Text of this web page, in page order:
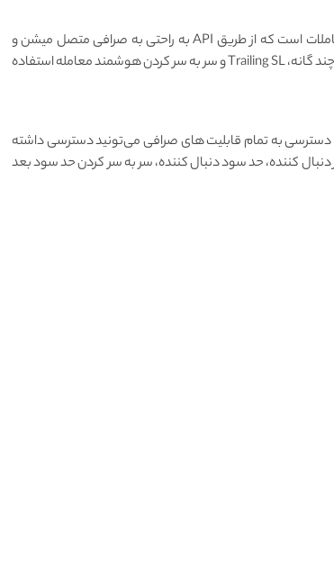
راه حل استفاده از نرم افزار های معتبر مدیریت سرمایه و معاملات است که از طریق API به راحتی به صرافی متصل میشن و
می‌تونید از تمام امکانات جذاب مدیریت سرمایه مثل TP های چند گانه، Trailing SL و سر به سر کردن هوشمند معامله استفاده
دسترسی به تمام قابلیت های صرافی می‌تونید دسترسی داشته
دنبال کننده، حد سود دنبال کننده، سر به سر کردن حد سود بعد